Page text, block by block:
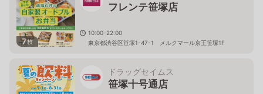
7枚
フレンテ笹塚店
10:00-22:00
東京都渋谷区笹塚1-47-1 メルクマール京王笹塚1F
ドラッグセイムス
笹塚十号通店